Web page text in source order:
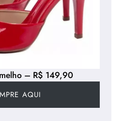
– R$ 149,90
AQUI